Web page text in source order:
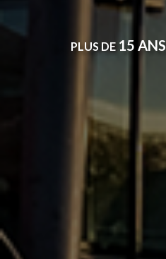
PLUS DE 15 ANS